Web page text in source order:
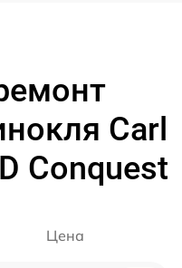
Carl
Conquest
Цена